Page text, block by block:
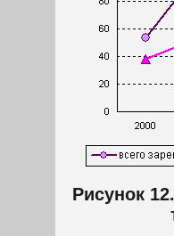
Рисунок